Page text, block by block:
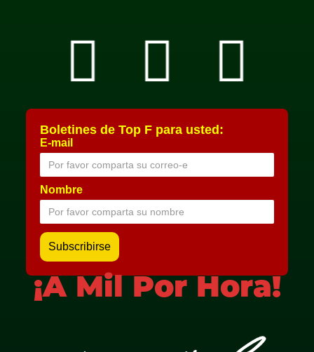
Boletines de Top F para usted:
E-mail
Nombre
¡A Mil Por Hora!